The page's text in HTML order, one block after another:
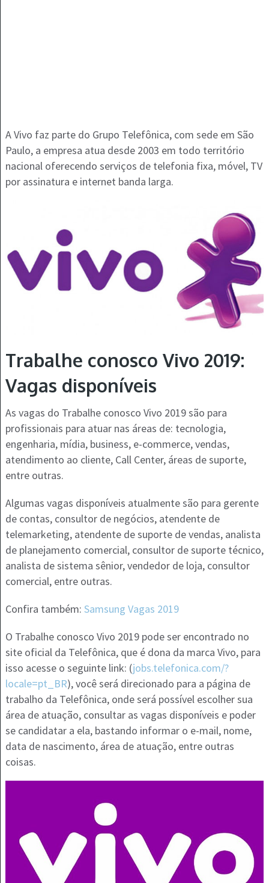
A Vivo faz parte do Grupo Telefônica, com sede em São
Paulo, a empresa atua desde 2003 em todo território
nacional oferecendo serviços de telefonia fixa, móvel, TV
por assinatura e internet banda larga.
Trabalhe conosco Vivo 2019:
Vagas disponíveis
As vagas do Trabalhe conosco Vivo 2019 são para
profissionais para atuar nas áreas de: tecnologia,
engenharia, mídia, business, e-commerce, vendas,
atendimento ao cliente, Call Center, áreas de suporte,
entre outras.
Algumas vagas disponíveis atualmente são para gerente
de contas, consultor de negócios, atendente de
telemarketing, atendente de suporte de vendas, analista
de planejamento comercial, consultor de suporte técnico,
analista de sistema sênior, vendedor de loja, consultor
comercial, entre outras.
Confira também: Samsung Vagas 2019
O Trabalhe conosco Vivo 2019 pode ser encontrado no
site oficial da Telefônica, que é dona da marca Vivo, para
isso acesse o seguinte link: (jobs.telefonica.com/?
locale=pt_BR), você será direcionado para a página de
trabalho da Telefônica, onde será possível escolher sua
área de atuação, consultar as vagas disponíveis e poder
se candidatar a ela, bastando informar o e-mail, nome,
data de nascimento, área de atuação, entre outras
coisas.